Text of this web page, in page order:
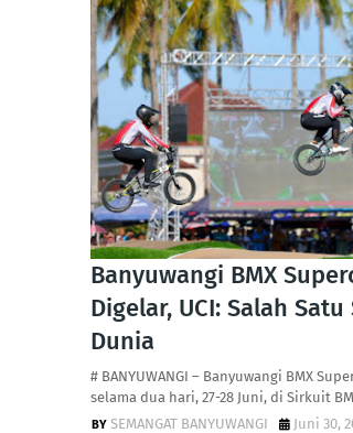
Banyuwangi BMX
Digelar, UCI: Salah
Dunia
# BANYUWANGI – Banyuwangi BMX
selama dua hari, 27-28 Juni, di Sirkuit
SEMANGAT BANYUWANGI
Juni 30,